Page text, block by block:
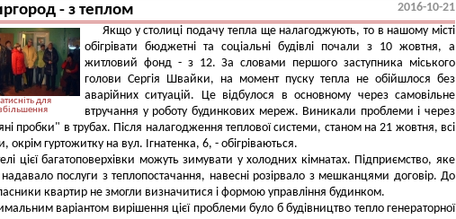
- з теплом 2016-10-21
для
Якщо у столиці подачу тепла ще налагоджують, то в нашому місті
обігрівати бюджетні та соціальні будівлі почали з 10 жовтня, а
житловий фонд - з 12. За словами першого заступника міського
голови Сергія Швайки, на момент пуску тепла не обійшлося без
аварійних ситуацій. Це відбулося в основному через самовільне
втручання у роботу будинкових мереж. Виникали проблеми і через
пробки" в трубах. Після налагодження теплової системи, станом на 21 жовтня, всі
окрім гуртожитку на вул. Ігнатенка, 6, - обігріваються.
цієї багатоповерхівки можуть зимувати у холодних кімнатах. Підприємство, яке
послуги з теплопостачання, навесні розірвало з мешканцями договір. До
квартир не змогли визначитися і формою управління будинком.
варіантом вирішення цієї проблеми було б будівництво тепло генераторної